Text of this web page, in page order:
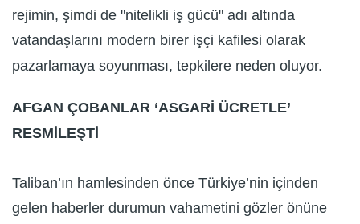
rejimin, şimdi de "nitelikli iş gücü" adı altında
vatandaşlarını modern birer işçi kafilesi olarak
pazarlamaya soyunması, tepkilere neden oluyor.
AFGAN ÇOBANLAR ‘ASGARİ ÜCRETLE’
RESMİLEŞTİ
Taliban’ın hamlesinden önce Türkiye’nin içinden
gelen haberler durumun vahametini gözler önüne